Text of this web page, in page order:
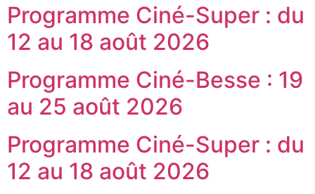
Programme Ciné-Super : du
12 au 18 août 2026
Programme Ciné-Besse : 19
au 25 août 2026
Programme Ciné-Super : du
12 au 18 août 2026